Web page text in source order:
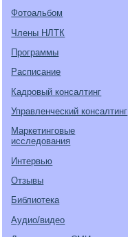
Фотоальбом
Члены НЛТК
Программы
Расписание
Кадровый консалтинг
Управленческий консалтинг
Маркетинговые
исследования
Интервью
Отзывы
Библиотека
Аудио/видео